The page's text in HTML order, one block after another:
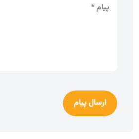
ارسال پیام